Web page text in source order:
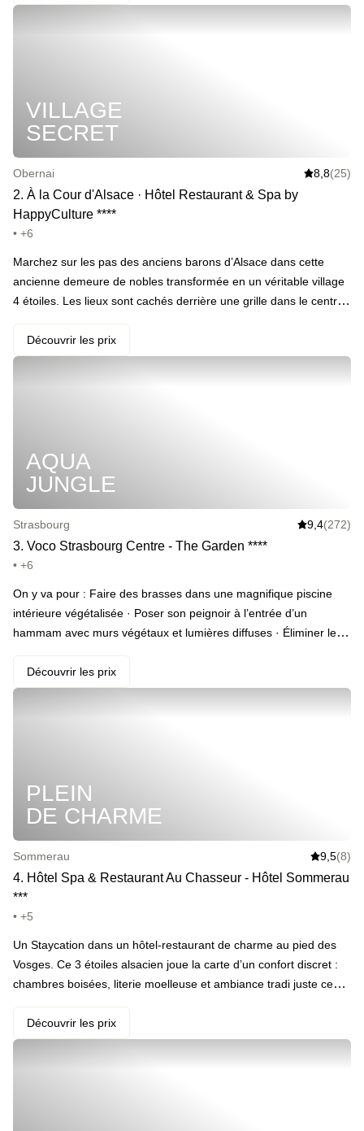
VILLAGE
SECRET
Obernai 8,8(25)
2. À la Cour d'Alsace · Hôtel Restaurant & Spa by
HappyCulture ****
• +6
Marchez sur les pas des anciens barons d’Alsace dans cette
ancienne demeure de nobles transformée en un véritable village
4 étoiles. Les lieux sont cachés derrière une grille dans le centre
nouveau monde s’offre à vous. · Votre programme : chambre
dans l’une des maisons du petit village, promenade le long des
de Stefan Szczesny dans le bassin de nage à contre-courant.
Découvrir les prix
AQUA
JUNGLE
Strasbourg 9,4(272)
3. Voco Strasbourg Centre - The Garden ****
• +6
On y va pour : Faire des brasses dans une magnifique piscine
intérieure végétalisée · Poser son peignoir à l’entrée d’un
hammam avec murs végétaux et lumières diffuses · Éliminer les
magique avec son +1 · Brûler quelques calories dans une salle
de fitness · Se faire réveiller par un petit-déjeuner avec fromages,
Découvrir les prix
PLEIN
DE CHARME
Sommerau 9,5(8)
4. Hôtel Spa & Restaurant Au Chasseur - Hôtel Sommerau
***
• +5
Un Staycation dans un hôtel-restaurant de charme au pied des
Vosges. Ce 3 étoiles alsacien joue la carte d’un confort discret :
chambres boisées, literie moelleuse et ambiance tradi juste ce
faites grimper la température au sauna, buller au jacuzzi ou
rêvasser au hammam – tout inclus. Après une nuit dans le calme
Découvrir les prix